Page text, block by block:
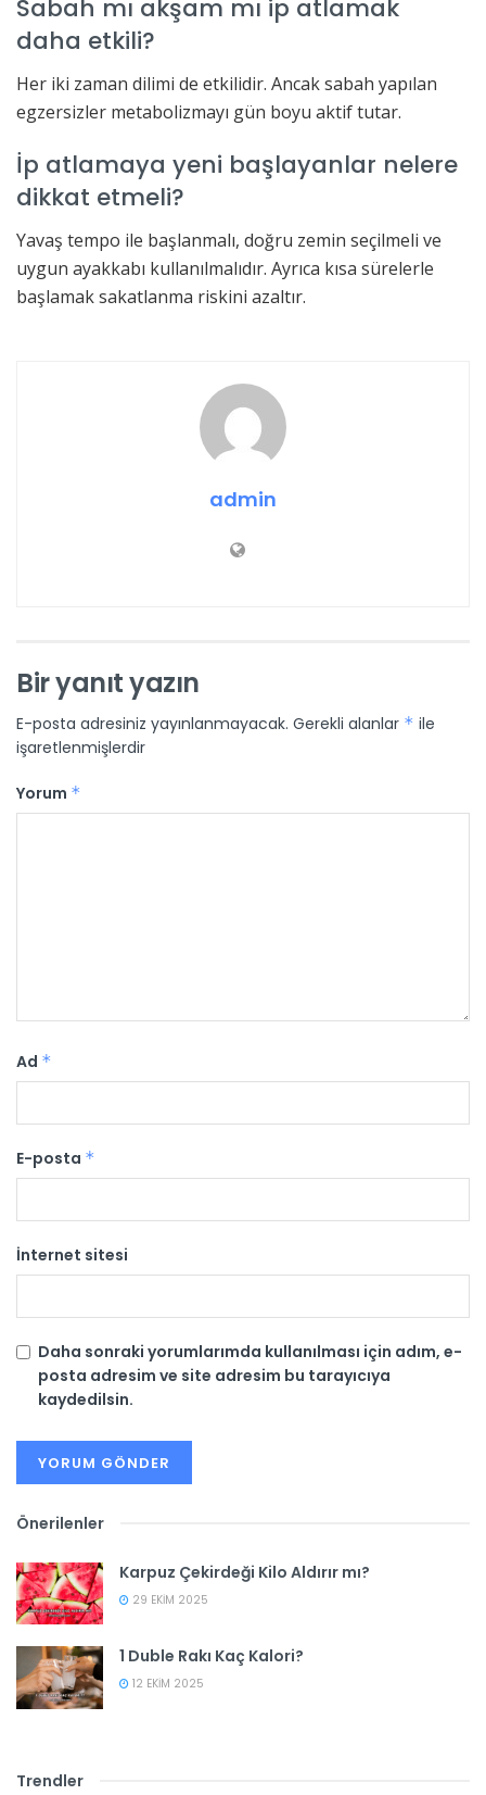
Sabah mı akşam mı ip atlamak
daha etkili?
Her iki zaman dilimi de etkilidir. Ancak sabah yapılan
egzersizler metabolizmayı gün boyu aktif tutar.
İp atlamaya yeni başlayanlar nelere
dikkat etmeli?
Yavaş tempo ile başlanmalı, doğru zemin seçilmeli ve
uygun ayakkabı kullanılmalıdır. Ayrıca kısa sürelerle
başlamak sakatlanma riskini azaltır.
admin
Bir yanıt yazın
E-posta adresiniz yayınlanmayacak. Gerekli alanlar * ile
işaretlenmişlerdir
Yorum *
Ad *
E-posta *
İnternet sitesi
Daha sonraki yorumlarımda kullanılması için adım, e-
posta adresim ve site adresim bu tarayıcıya
kaydedilsin.
Önerilenler
Karpuz Çekirdeği Kilo Aldırır mı?
29 EKIM 2025
1 Duble Rakı Kaç Kalori?
12 EKIM 2025
Trendler